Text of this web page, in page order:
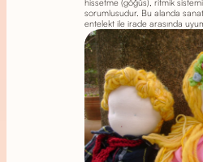
sorumlusudur. Bu alanda
entelekt ile irade arasında